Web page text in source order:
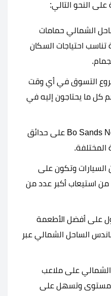
النحو التالي:
الشمالي حمامات
احتياجات السكان
التسوق في أي وقت
كل ما يحتاجون إليه في
يحتوي مشروع Bo Sands North Coast على حدائق
المختلفة.
السيارات وتكون على
استيعاب أكبر عدد من
على أفضل الأطعمة
الساحل الشمالي عبر
على ملاعب
مستوى وتسهل على